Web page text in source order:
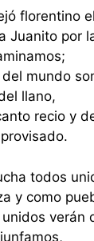
florentino
Juanito por
mundo
llano,
recio y
todos
y como
verán